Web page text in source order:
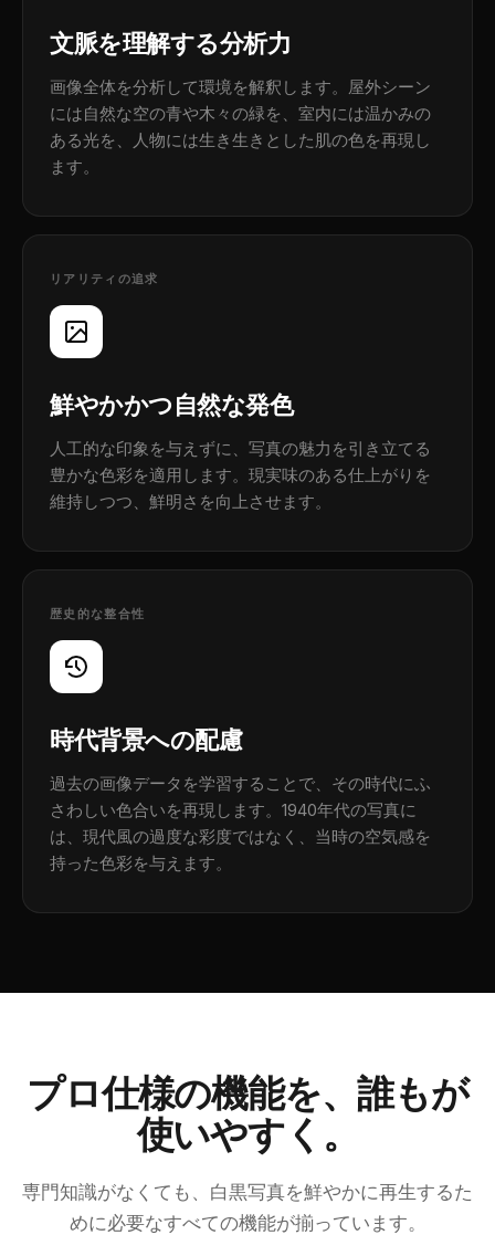
文脈を理解する分析力
画像全体を分析して環境を解釈します。屋外シーン
には自然な空の青や木々の緑を、室内には温かみの
ある光を、人物には生き生きとした肌の色を再現し
ます。
リアリティの追求
鮮やかかつ自然な発色
人工的な印象を与えずに、写真の魅力を引き立てる
豊かな色彩を適用します。現実味のある仕上がりを
維持しつつ、鮮明さを向上させます。
歴史的な整合性
時代背景への配慮
過去の画像データを学習することで、その時代にふ
さわしい色合いを再現します。1940年代の写真に
は、現代風の過度な彩度ではなく、当時の空気感を
持った色彩を与えます。
プロ仕様の機能を、誰もが
使いやすく。
専門知識がなくても、白黒写真を鮮やかに再生するた
めに必要なすべての機能が揃っています。